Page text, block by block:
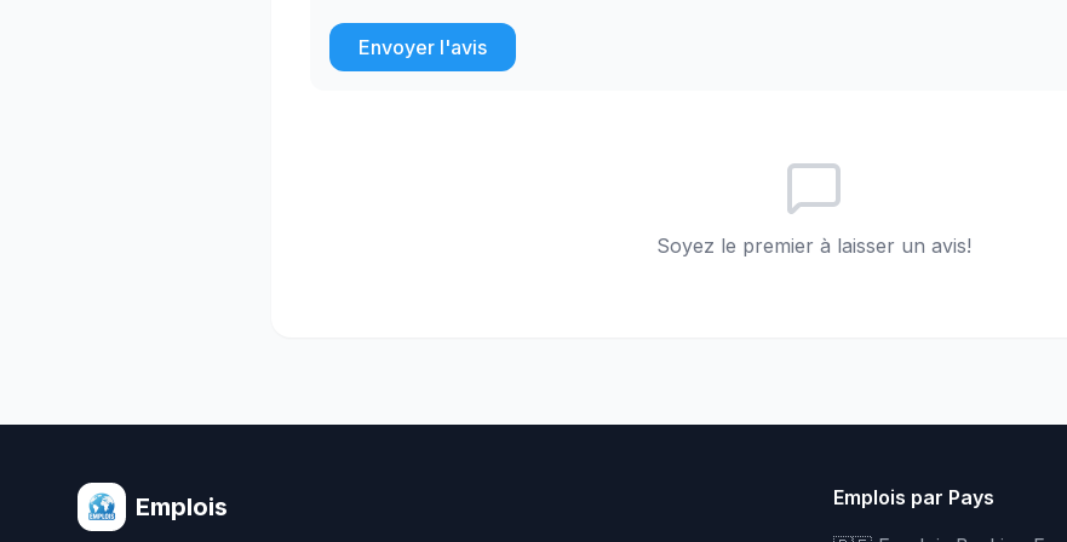
Envoyer l'avis
Soyez le premier à laisser un avis!
Emplois
Emplois par Pays